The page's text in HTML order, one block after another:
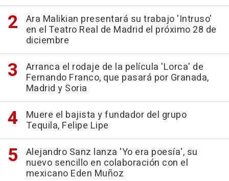
Ara Malikian presentará su trabajo 'Intruso'
en el Teatro Real de Madrid el próximo 28 de
diciembre
Arranca el rodaje de la película 'Lorca' de
Fernando Franco, que pasará por Granada,
Madrid y Soria
Muere el bajista y fundador del grupo
Tequila, Felipe Lipe
Alejandro Sanz lanza 'Yo era poesía', su
nuevo sencillo en colaboración con el
mexicano Eden Muñoz